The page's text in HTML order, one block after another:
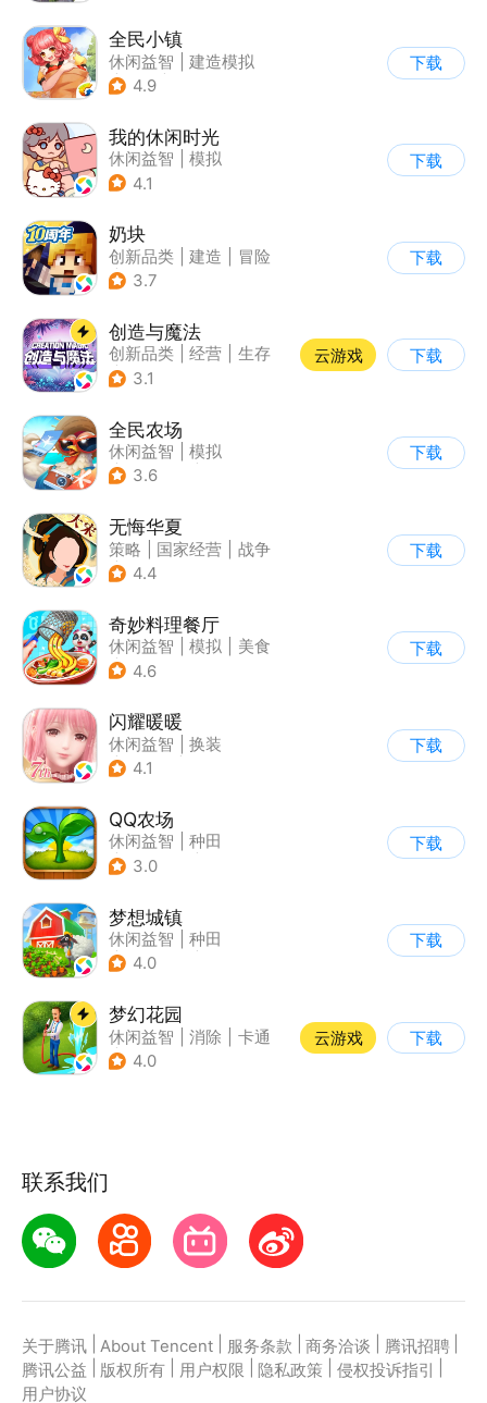
全民小镇
休闲益智
建造模拟
| 卡通
4.9
下载
我的休闲时光
休闲益智
模拟
4.1
下载
奶块
创新品类 建造
冒险
| 开放世界
3.7
下载
创造与魔法
创新品类 经营
生存
| 开放世界
3.1
云游戏 下载
全民农场
休闲益智
模拟
| 田园生活
3.6
下载
无悔华夏
策略 国家经营
战争
| 中国风
4.4
下载
奇妙料理餐厅
休闲益智 模拟
美食
| 宝宝巴士
4.6
下载
闪耀暖暖
休闲益智
换装
| 美少女
4.1
下载
QQ农场
休闲益智
种田
| 田园生活
3.0
下载
梦想城镇
休闲益智
种田
| 田园生活
4.0
下载
梦幻花园
休闲益智 消除
卡通
| 创梦天地
4.0
云游戏 下载
联系我们
关于腾讯 About Tencent 服务条款 商务洽谈 腾讯招聘
腾讯公益
版权所有 用户权限 隐私政策 侵权投诉指引
用户协议